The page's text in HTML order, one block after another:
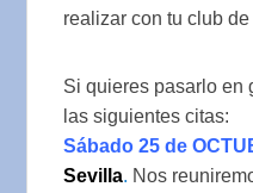
realizar con tu club
Si quieres pasarlo en
las siguientes citas:
Sábado 25 de
Sevilla. Nos